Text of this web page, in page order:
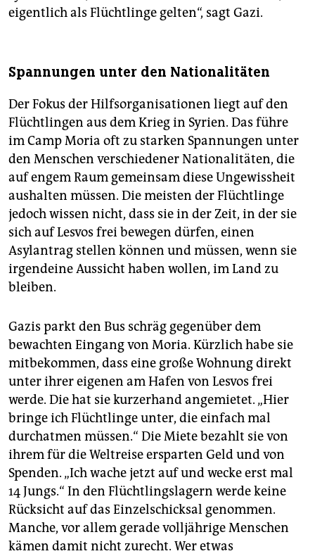
eigentlich als Flüchtlinge gelten“, sagt Gazi.
Spannungen unter den Nationalitäten
Der Fokus der Hilfsorganisationen liegt auf den
Flüchtlingen aus dem Krieg in Syrien. Das führe
im Camp Moria oft zu starken Spannungen unter
den Menschen verschiedener Nationalitäten, die
auf engem Raum gemeinsam diese Ungewissheit
aushalten müssen. Die meisten der Flüchtlinge
jedoch wissen nicht, dass sie in der Zeit, in der sie
sich auf Lesvos frei bewegen dürfen, einen
Asylantrag stellen können und müssen, wenn sie
irgendeine Aussicht haben wollen, im Land zu
bleiben.
Gazis parkt den Bus schräg gegenüber dem
bewachten Eingang von Moria. Kürzlich habe sie
mitbekommen, dass eine große Wohnung direkt
unter ihrer eigenen am Hafen von Lesvos frei
werde. Die hat sie kurzerhand angemietet. „Hier
bringe ich Flüchtlinge unter, die einfach mal
durchatmen müssen.“ Die Miete bezahlt sie von
ihrem für die Weltreise ersparten Geld und von
Spenden. „Ich wache jetzt auf und wecke erst mal
14 Jungs.“ In den Flüchtlingslagern werde keine
Rücksicht auf das Einzelschicksal genommen.
Manche, vor allem gerade volljährige Menschen
kämen damit nicht zurecht. Wer etwas